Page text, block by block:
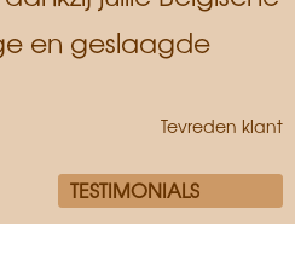
en geslaagde
Tevreden klant
TESTIMONIALS